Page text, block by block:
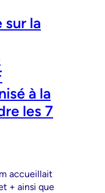
sur la
à la
les 7
accueillait
+ ainsi que